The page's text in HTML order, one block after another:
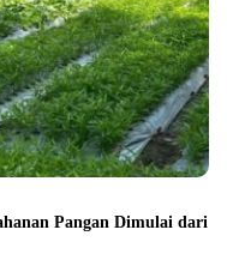
Pangan Dimulai dari